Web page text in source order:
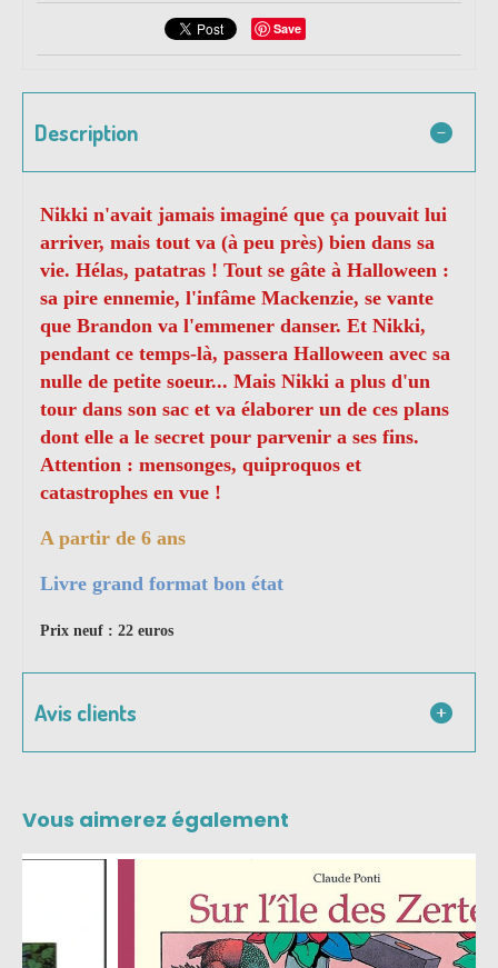
Save
Description
Nikki n'avait jamais imaginé que ça pouvait lui
arriver, mais tout va (à peu près) bien dans sa
vie. Hélas, patatras ! Tout se gâte à Halloween :
sa pire ennemie, l'infâme Mackenzie, se vante
que Brandon va l'emmener danser. Et Nikki,
pendant ce temps-là, passera Halloween avec sa
nulle de petite soeur... Mais Nikki a plus d'un
tour dans son sac et va élaborer un de ces plans
dont elle a le secret pour parvenir a ses fins.
Attention : mensonges, quiproquos et
catastrophes en vue !
A partir de 6 ans
Livre grand format bon état
Prix neuf : 22 euros
Avis clients
Vous aimerez également